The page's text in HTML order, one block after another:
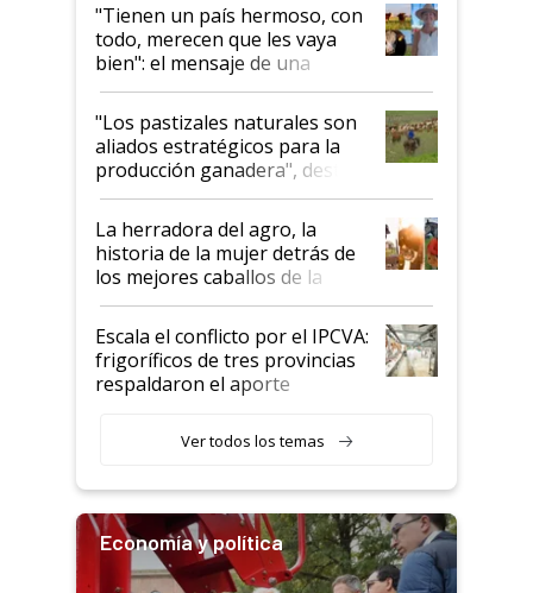
"Tienen un país hermoso, con
todo, merecen que les vaya
bien": el mensaje de una
ganadera uruguaya sobre las
oportunidades que se abren
para el agro en Argentina, con
foco en la carne
"Los pastizales naturales son
aliados estratégicos para la
producción ganadera", destaca
la iniciativa que ya reúne a 46
establecimientos en Argentina
La herradora del agro, la
historia de la mujer detrás de
los mejores caballos de la
Argentina y los mitos que
todavía hacen sufrir a estos
animales: "Mientras me
descalificaban, yo seguí
haciendo currículum"
Escala el conflicto por el IPCVA:
frigoríficos de tres provincias
respaldaron el aporte
Ver todos los temas
Economía y política